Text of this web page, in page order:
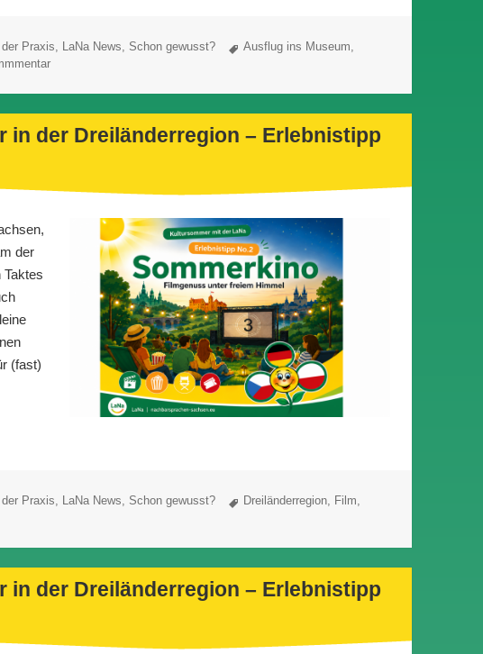
Praxis, LaNa News, Schon gewusst? Schlagwörter
Ausflug ins Museum,
der Dreiländerregion – Erlebnistipp
der
Taktes
(fast)
– Erlebnistipp No.2: Sommerkino
Praxis, LaNa News, Schon gewusst? Schlagwörter
Dreiländerregion, Film,
der Dreiländerregion – Erlebnistipp